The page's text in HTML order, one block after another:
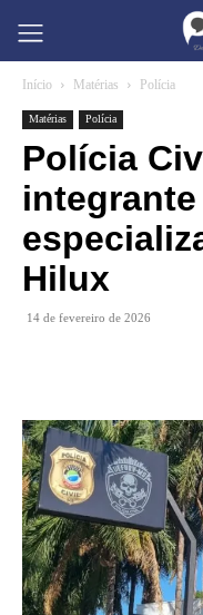
Início Matérias Polícia
Matérias Polícia
Polícia
Hilux
14 de fevereiro de 2026